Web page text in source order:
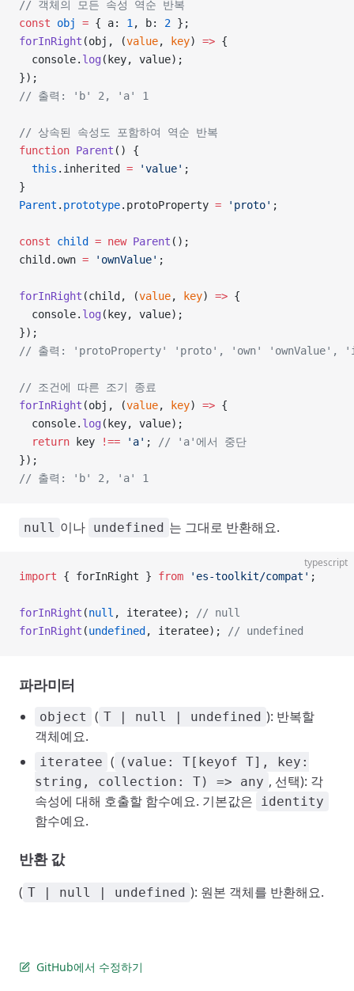
// 객체의 모든 속성 역순 반복
const obj = { a: 1 , b: 2 };
forInRight (obj, (value, key) => {
  console.
log (key, value);
});
// 출력: 'b' 2, 'a' 1
// 상속된 속성도 포함하여 역순 반복
function Parent () {
  this
.inherited = 'value' ;
}
Parent . prototype.protoProperty = 'proto' ;
const child = new Parent ();
child.own = 'ownValue' ;
forInRight (child, (value, key) => {
  console.
log (key, value);
});
// 출력: 'protoProperty' 'proto', 'own' 'ownValue',
// 조건에 따른 조기 종료
forInRight (obj, (value, key) => {
  console.
log (key, value);
  return
key !== 'a' ;
// 'a'에서 중단
});
// 출력: 'b' 2, 'a' 1
null 이나 undefined 는 그대로 반환해요.
typescript
import { forInRight } from 'es-toolkit/compat' ;
forInRight (null , iteratee);
// null
forInRight (undefined , iteratee); // undefined
파라미터
object ( T | null | undefined ): 반복할
객체예요.
iteratee ( (value: T[keyof T], key:
string, collection: T) => any , 선택): 각
속성에 대해 호출할 함수예요. 기본값은
identity
함수예요.
반환 값
( T | null | undefined ): 원본 객체를 반환해요.
GitHub에서 수정하기